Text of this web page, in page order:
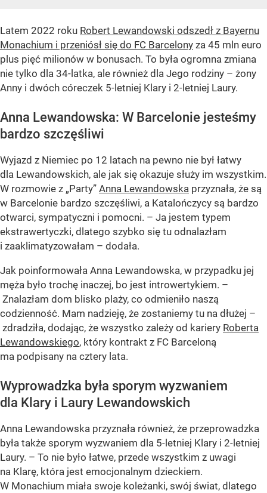
Latem 2022 roku Robert Lewandowski odszedł z Bayernu
Monachium i przeniósł się do FC Barcelony za 45 mln euro
plus pięć milionów w bonusach. To była ogromna zmiana
nie tylko dla 34-latka, ale również dla Jego rodziny – żony
Anny i dwóch córeczek 5-letniej Klary i 2-letniej Laury.
Anna Lewandowska: W Barcelonie jesteśmy
bardzo szczęśliwi
Wyjazd z Niemiec po 12 latach na pewno nie był łatwy
dla Lewandowskich, ale jak się okazuje służy im wszystkim.
W rozmowie z „Party” Anna Lewandowska przyznała, że są
w Barcelonie bardzo szczęśliwi, a Katalończycy są bardzo
otwarci, sympatyczni i pomocni. – Ja jestem typem
ekstrawertyczki, dlatego szybko się tu odnalazłam
i zaaklimatyzowałam – dodała.
Jak poinformowała Anna Lewandowska, w przypadku jej
męża było trochę inaczej, bo jest introwertykiem. –
Znalazłam dom blisko plaży, co odmieniło naszą
codzienność. Mam nadzieję, że zostaniemy tu na dłużej –
zdradziła, dodając, że wszystko zależy od kariery Roberta
Lewandowskiego, który kontrakt z FC Barceloną
ma podpisany na cztery lata.
Wyprowadzka była sporym wyzwaniem
dla Klary i Laury Lewandowskich
Anna Lewandowska przyznała również, że przeprowadzka
była także sporym wyzwaniem dla 5-letniej Klary i 2-letniej
Laury. – To nie było łatwe, przede wszystkim z uwagi
na Klarę, która jest emocjonalnym dzieckiem.
W Monachium miała swoje koleżanki, swój świat, dlatego